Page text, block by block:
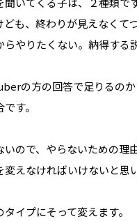
も、終わりが見えなくて
やりたくない。納得する
の方の回答で足りるのか
す。
ので、やらないための理
えなければいけないと思
イプにそって変えます。